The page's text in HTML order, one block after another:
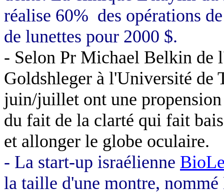
réalise 60% des opérations
de lunettes pour 2000 $.
- Selon Pr Michael Belkin de
Goldshleger à l'Université de
juin/juillet ont une
du fait de la clarté qui fait
et allonger le globe oculaire.
- La start-up israélienne
la taille d'une montre, nommé